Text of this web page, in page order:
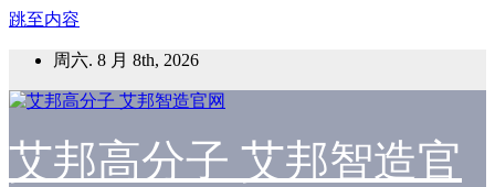
跳至内容
周六. 8 月 8th, 2026
艾邦高分子 艾邦智造官